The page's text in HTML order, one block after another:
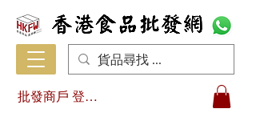
批發商戶 登入/註冊